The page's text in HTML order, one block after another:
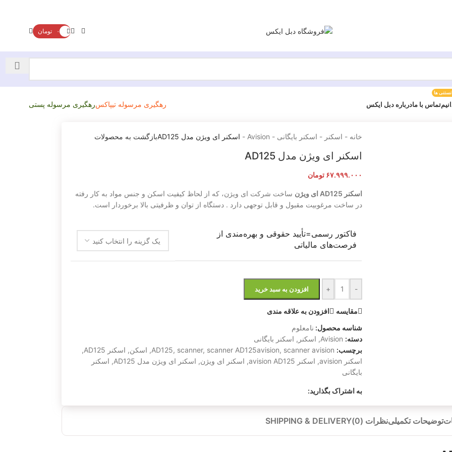
۰ تومان
ها
تماس با مادرباره دبل ایکس رهگیری مرسوله تیپاکسرهگیری مرسوله پستی
خانه - اسکنر - اسکنر بایگانی -
Avision
- اسکنر ای ویژن مدل AD125 بازگشت به محصولات
اسکنر ای ویژن مدل AD125
۶۷.۹۹۹.۰۰۰ تومان
اسکنر AD125 ای ویژن
ساخت شرکت ای ویژن، که از لحاظ کیفیت اسکن و جنس مواد به کار رفته
در ساخت مرغوبیت مقبول و قابل توجهی دارد . دستگاه از توان و ظرفیتی بالا برخوردار است.
فاکتور رسمی=تأیید حقوقی و بهره‌مندی از
فرصت‌های مالیاتی
-
+ افزودن به سبد خرید
مقایسه
افزودن به علاقه مندی
شناسه محصول: نامعلوم
دسته: Avision
, اسکنر , اسکنر بایگانی
برچسب:
AD125, scanner, scanner AD125avision, scanner avision
, اسکن, اسکنر AD125
,
اسکنر avision
, اسکنر avision AD125 , اسکنر ای ویژن, اسکنر ای ویژن مدل AD125 , اسکنر
بایگانی
به اشتراک بگذارید:
توضیحات تکمیلینظرات (0) SHIPPING & DELIVERY